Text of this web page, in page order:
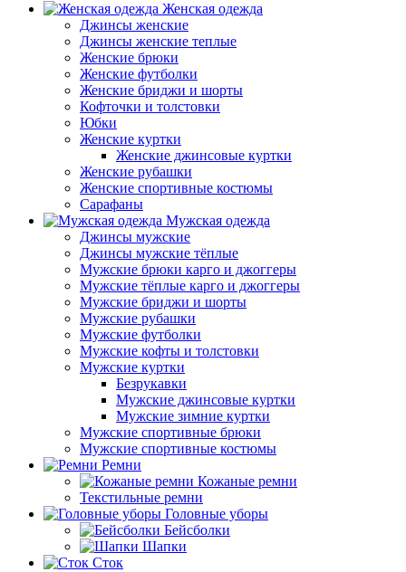
Женская одежда
Джинсы женские
Джинсы женские теплые
Женские брюки
Женские футболки
Женские бриджи и шорты
Кофточки и толстовки
Юбки
Женские куртки
Женские джинсовые куртки
Женские рубашки
Женские спортивные костюмы
Сарафаны
Мужская одежда
Джинсы мужские
Джинсы мужские тёплые
Мужские брюки карго и джоггеры
Мужские тёплые карго и джоггеры
Мужские бриджи и шорты
Мужские рубашки
Мужские футболки
Мужские кофты и толстовки
Мужские куртки
Безрукавки
Мужские джинсовые куртки
Мужские зимние куртки
Мужские спортивные брюки
Мужские спортивные костюмы
Ремни
Кожаные ремни
Текстильные ремни
Головные уборы
Бейсболки
Шапки
Сток